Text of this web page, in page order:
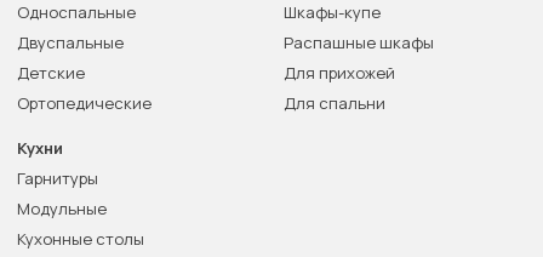
Односпальные
Двуспальные
Детские
Ортопедические
Шкафы-купе
Распашные шкафы
Для прихожей
Для спальни
Кухни
Гарнитуры
Модульные
Кухонные столы